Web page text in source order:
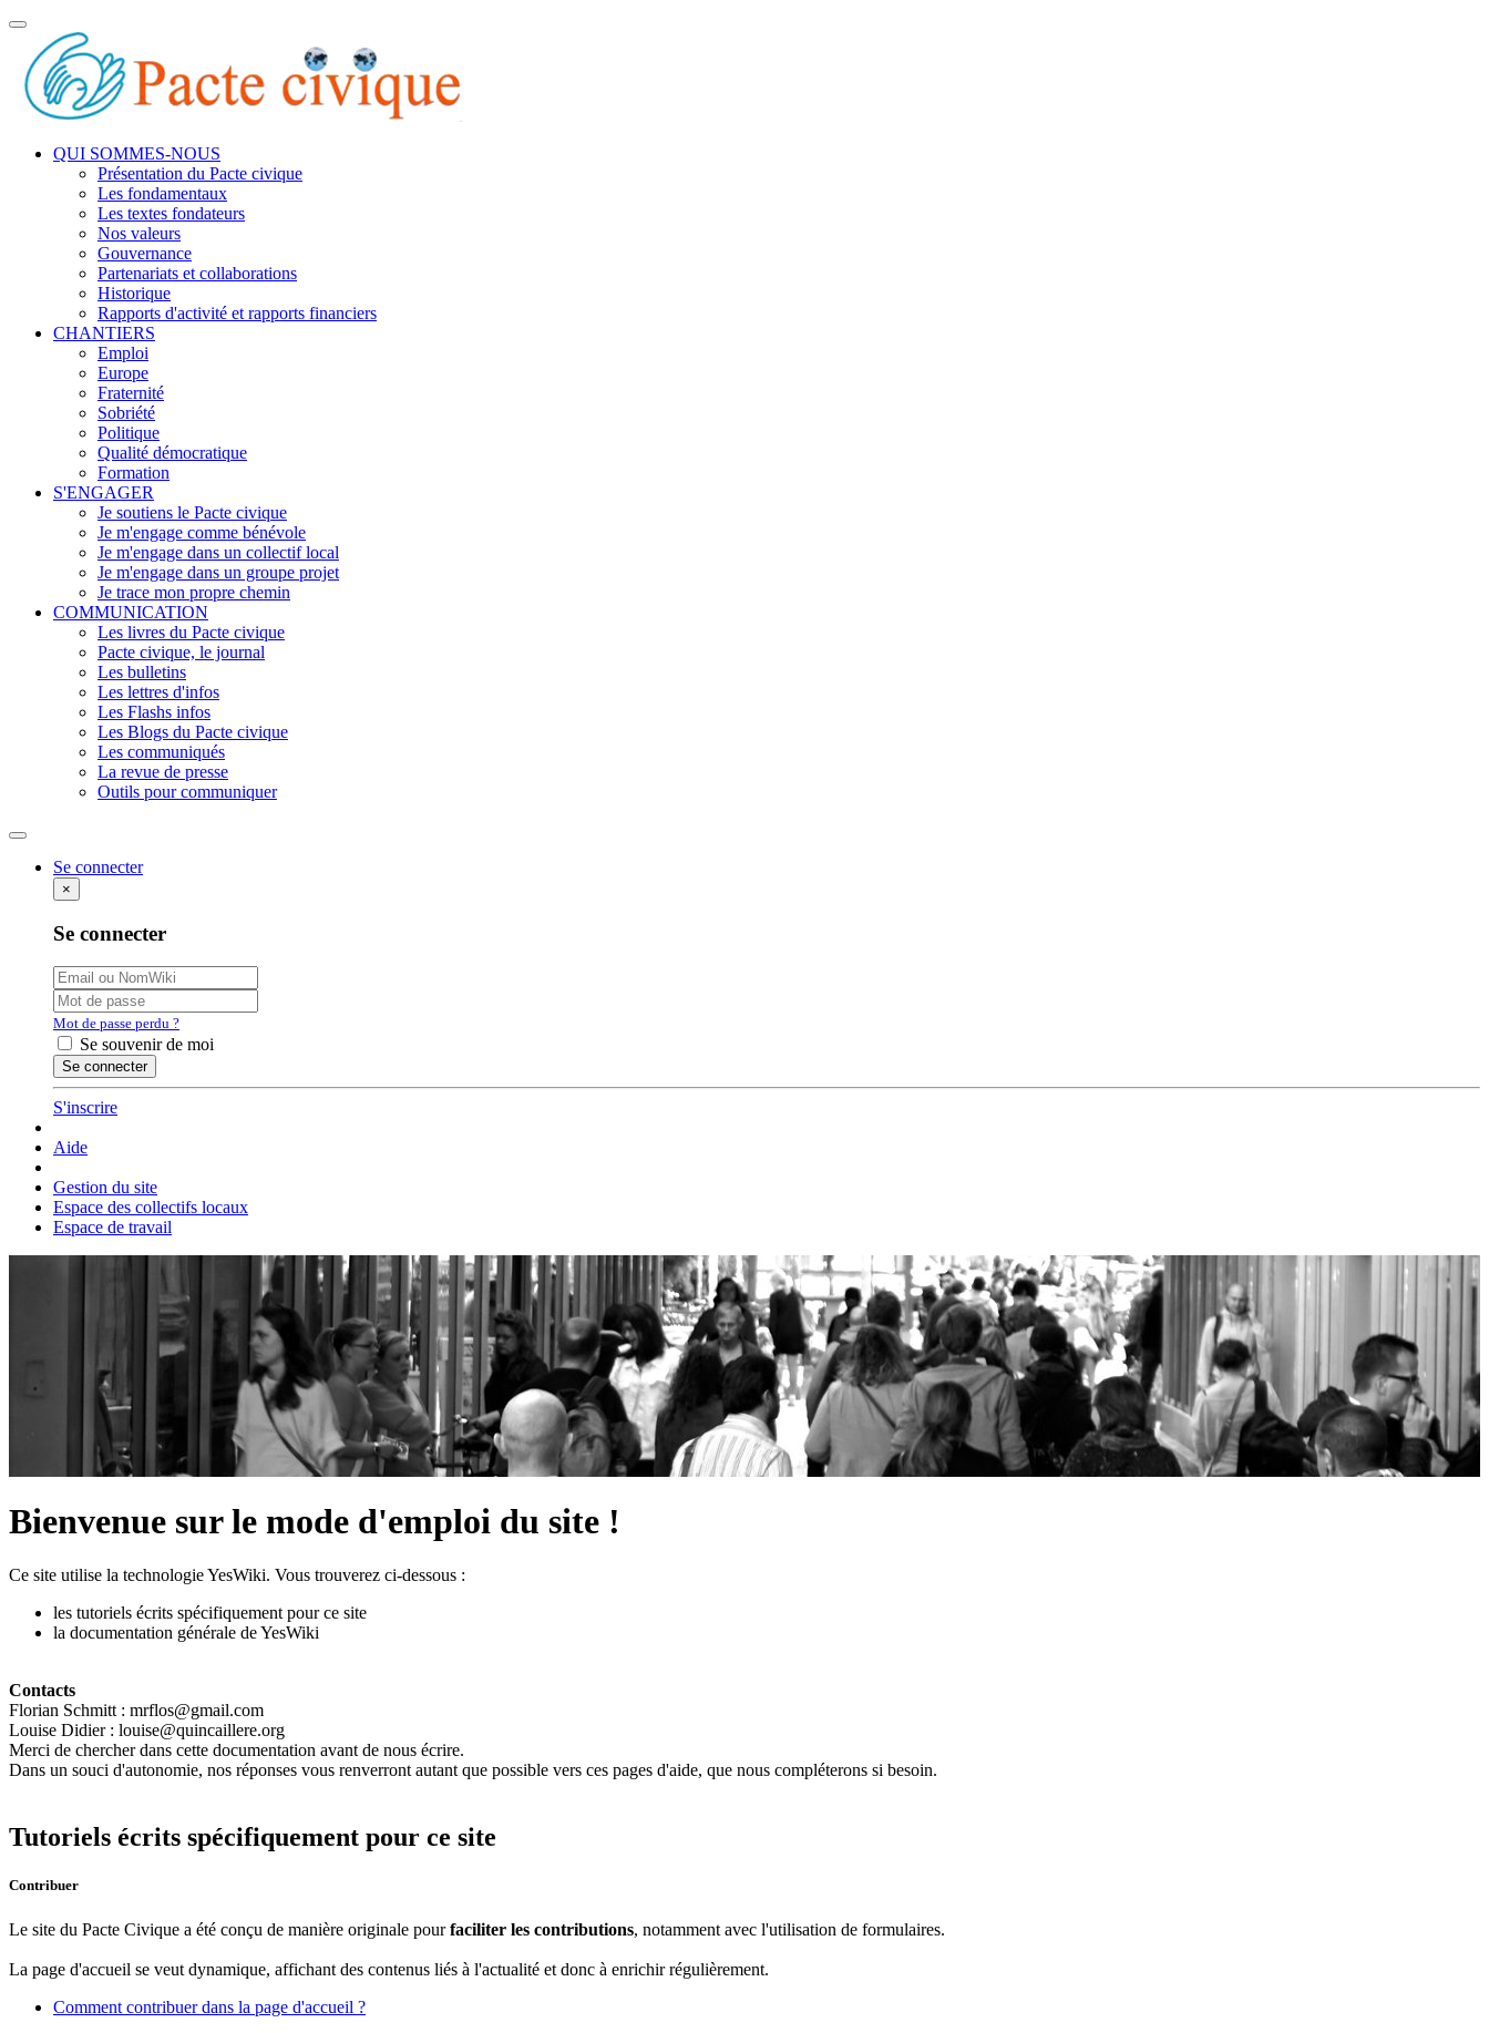
Toggle
navigation
QUI SOMMES-NOUS
Présentation du Pacte civique
Les fondamentaux
Les textes fondateurs
Nos valeurs
Gouvernance
Partenariats et collaborations
Historique
Rapports d'activité et rapports financiers
CHANTIERS
Emploi
Europe
Fraternité
Sobriété
Politique
Qualité démocratique
Formation
S'ENGAGER
Je soutiens le Pacte civique
Je m'engage comme bénévole
Je m'engage dans un collectif local
Je m'engage dans un groupe projet
Je trace mon propre chemin
COMMUNICATION
Les livres du Pacte civique
Pacte civique, le journal
Les bulletins
Les lettres d'infos
Les Flashs infos
Les Blogs du Pacte civique
Les communiqués
La revue de presse
Outils pour communiquer
Rechercher
Se connecter
×
Se connecter
Mot de passe perdu ?
Se souvenir de moi
S'inscrire
Aide
Gestion du site
Espace des collectifs locaux
Espace de travail
Bienvenue sur le mode d'emploi du site !
Ce site utilise la technologie YesWiki. Vous trouverez ci-dessous :
les tutoriels écrits spécifiquement pour ce site
la documentation générale de YesWiki
Contacts
Florian Schmitt : mrflos@gmail.com
Louise Didier : louise@quincaillere.org
Merci de chercher dans cette documentation avant de nous écrire.
Dans un souci d'autonomie, nos réponses vous renverront autant que possible vers ces pages d'aide, que nous compléterons si besoin.
Tutoriels écrits spécifiquement pour ce site
Contribuer
Le site du Pacte Civique a été conçu de manière originale pourfaciliter les contributions, notamment avec l'utilisation de formulaires.
La page d'accueil se veut dynamique, affichant des contenus liés à l'actualité et donc à enrichir régulièrement.
Comment contribuer dans la page d'accueil ?